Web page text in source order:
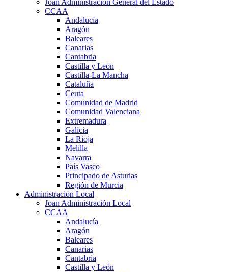
CCAA
Andalucía
Aragón
Baleares
Canarias
Cantabria
Castilla y León
Castilla-La Mancha
Cataluña
Ceuta
Comunidad de Madrid
Comunidad Valenciana
Extremadura
Galicia
La Rioja
Melilla
Navarra
País Vasco
Principado de Asturias
Región de Murcia
Administración Local
Joan Administración Local
CCAA
Andalucía
Aragón
Baleares
Canarias
Cantabria
Castilla y León